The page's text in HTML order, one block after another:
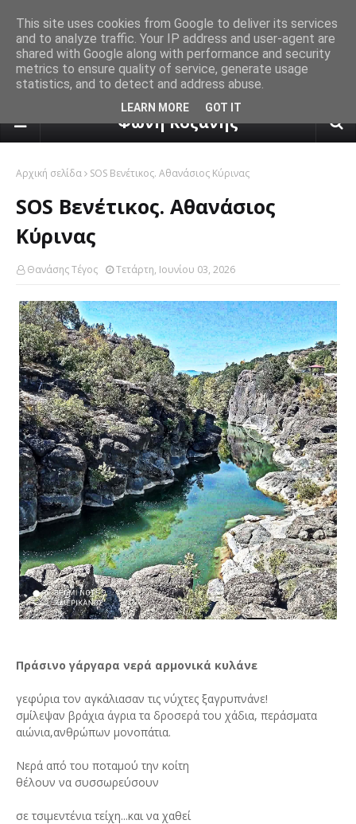
πρόγνωση καιρού από το
Φωνή Κοζάνης
Αρχική σελίδα SOS Βενέτικος. Αθανάσιος Κύρινας
SOS Βενέτικος. Αθανάσιος
Κύρινας
Θανάσης Τέγος Τετάρτη, Ιουνίου 03, 2026
Πράσινο γάργαρα νερά αρμονικά κυλάνε
γεφύρια τον αγκάλιασαν τις νύχτες ξαγρυπνάνε!
σμίλεψαν βράχια άγρια τα δροσερά του χάδια, περάσματα
αιώνια,ανθρώπων μονοπάτια.
Νερά από του ποταμού την κοίτη
θέλουν να συσσωρεύσουν
σε τσιμεντένια τείχη...και να χαθεί
This site uses cookies from Google to deliver its services
and to analyze traffic. Your IP address and user-agent are
shared with Google along with performance and security
metrics to ensure quality of service, generate usage
statistics, and to detect and address abuse.
LEARN MORE GOT IT